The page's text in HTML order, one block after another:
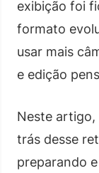
exibição foi
formato
usar mais
e edição
Neste artigo,
trás desse
preparando